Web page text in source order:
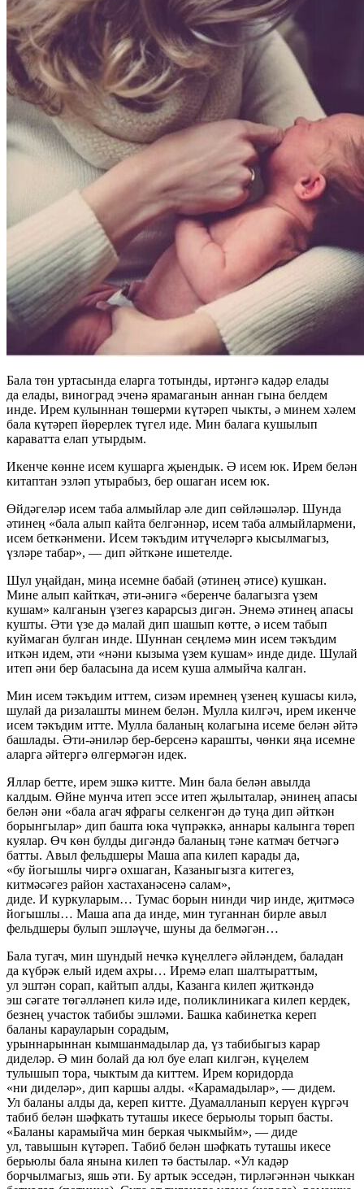
Бала төн уртасында еларга тотынды, иртәнгә кадәр елады
да елады, виноград эченә ярамаганын аннан гына белдем
инде. Ирем кулыннан төшерми күтәреп чыкты, ә минем хәлем
бала күтәреп йөрерлек түгел иде. Мин балага кушылып
караватта елап утырдым.
Икенче көнне исем кушарга җыендык. Ә исем юк. Ирем белән
китаптан эзләп утырабыз, бер ошаган исем юк.
Өйдәгеләр исем таба алмыйлар әле дип сөйләшәләр. Шунда
әтинең «бала алып кайта белгәннәр, исем таба алмыйлармени,
исем беткәнмени. Исем тәкъдим итүчеләргә кысылмагыз,
үзләре табар», — дип әйткәне ишетелде.
Шул уңайдан, миңа исемне бабай (әтинең әтисе) кушкан.
Мине алып кайткач, әти-әнигә «беренче балагызга үзем
кушам» калганын үзегез карарсыз дигән. Энемә әтинең апасы
кушты. Әти үзе дә малай дип шашып көтте, ә исем табып
куймаган булган инде. Шуннан сеңлемә мин исем тәкъдим
иткән идем, әти «нәни кызыма үзем кушам» инде диде. Шулай
итеп әни бер баласына да исем куша алмыйча калган.
Мин исем тәкъдим иттем, сизәм иремнең үзенең кушасы килә,
шулай да ризалашты минем белән. Мулла килгәч, ирем икенче
исем тәкъдим итте. Мулла баланың колагына исеме белән әйтә
башлады. Әти-әниләр бер-берсенә карашты, чөнки яңа исемне
аларга әйтергә өлгермәгән идек.
Яллар бетте, ирем эшкә китте. Мин бала белән авылда
калдым. Өйне мунча итеп эссе итеп җылыталар, әнинең апасы
белән әни «бала агач яфрагы селкенгән дә туңа дип әйткән
борынгылар» дип башта юка чүпрәккә, аннары калынга төреп
куялар. Өч көн булды дигәндә баланың тәне катмач бетчәгә
батты. Авыл фельдшеры Маша апа килеп карады да,
«бу йогышлы чиргә охшаган, Казаныгызга китегез,
китмәсәгез район хастаханәсенә салам»,
диде. И куркуларым… Тумас борын нинди чир инде, җитмәсә
йогышлы… Маша апа да инде, мин туганнан бирле авыл
фельдшеры булып эшләүче, шуны да белмәгән…
Бала тугач, мин шундый нечкә күңеллегә әйләндем, баладан
да күбрәк елый идем ахры… Иремә елап шалтыраттым,
ул эштән сорап, кайтып алды, Казанга килеп җиткәндә
эш сәгате төгәлләнеп килә иде, поликлиникага килеп кердек,
безнең участок табибы эшләми. Башка кабинетка кереп
баланы карауларын сорадым,
урыннарыннан кымшанмадылар да, үз табибыгыз карар
диделәр. Ә мин болай да юл буе елап килгән, күңелем
тулышып тора, чыктым да киттем. Ирем коридорда
«ни диделәр», дип каршы алды. «Карамадылар», — дидем.
Ул баланы алды да, кереп китте. Дуамалланып керүен күргәч
табиб белән шәфкать туташы икесе берьюлы торып басты.
«Баланы карамыйча мин беркая чыкмыйм», — диде
ул, тавышын күтәреп. Табиб белән шәфкать туташы икесе
берьюлы бала янына килеп тә бастылар. «Ул кадәр
борчылмагыз, яшь әти. Бу артык эсседән, тирләгәннән чыккан